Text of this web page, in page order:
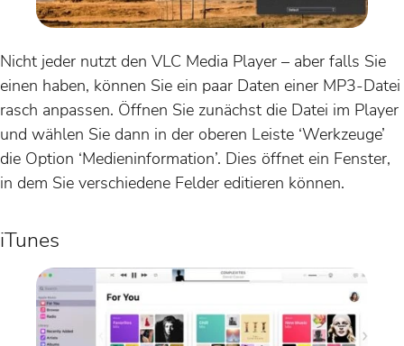
Nicht jeder nutzt den VLC Media Player – aber falls Sie
einen haben, können Sie ein paar Daten einer MP3-Datei
rasch anpassen. Öffnen Sie zunächst die Datei im Player
und wählen Sie dann in der oberen Leiste ‘Werkzeuge’
die Option ‘Medieninformation’. Dies öffnet ein Fenster,
in dem Sie verschiedene Felder editieren können.
iTunes